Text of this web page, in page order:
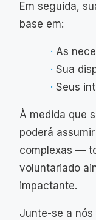
Em seguida,
base em:
As
Sua
Seus
À medida que
poderá
complexas —
voluntariado
impactante.
Junte-se a